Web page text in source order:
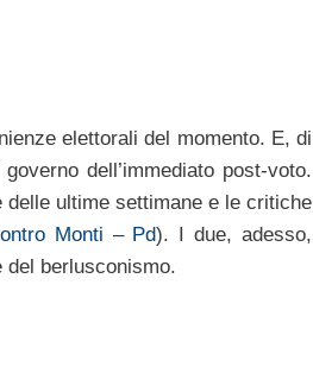
elettorali del momento. E, di
dell’immediato post-voto.
ultime settimane e le critiche
Monti – Pd). I due, adesso,
del berlusconismo.